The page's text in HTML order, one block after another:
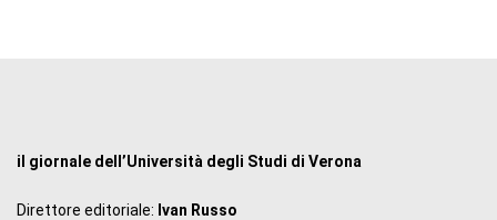
il giornale dell’Università degli Studi di Verona
Direttore editoriale: Ivan Russo